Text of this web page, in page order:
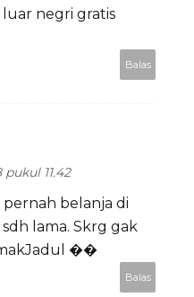
negri gratis
Balas
11.42
belanja di
lama. Skrg gak
��
Balas